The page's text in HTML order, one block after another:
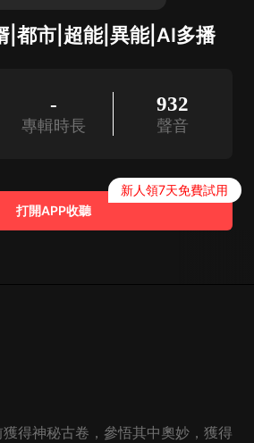
|都市|超能|異能|AI多播
-
專輯時長
932
聲音
打開APP收聽
新人領7天免費試用
得神秘古卷，參悟其中奧妙，獲得